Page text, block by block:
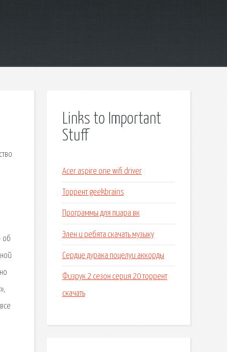
об
Links to Important
Stuff
Acer aspire one wifi driver
Торрент geekbrains
Программы для пиара вк
Элен и ребята скачать музыку
Сердце дурака поцелуи аккорды
Физрук 2 сезон серия 20 торрент
скачать